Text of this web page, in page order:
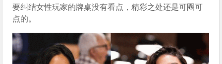
要纠结女性玩家的牌桌没有看点，精彩之处还是可圈可
点的。